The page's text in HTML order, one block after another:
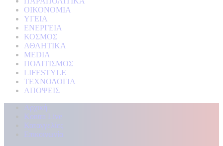
ΟΙΚΟΝΟΜΙΑ
ΥΓΕΙΑ
ΕΝΕΡΓΕΙΑ
ΚΟΣΜΟΣ
ΑΘΛΗΤΙΚΑ
MEDIA
ΠΟΛΙΤΙΣΜΟΣ
LIFESTYLE
ΤΕΧΝΟΛΟΓΙΑ
ΑΠΟΨΕΙΣ
Αρχική
Kontra Live
Καταγγελίες
Επικοινωνία